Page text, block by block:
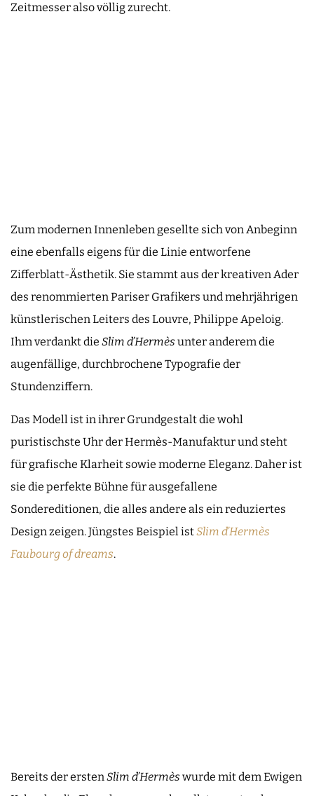
Zeitmesser also völlig zurecht.
Zum modernen Innenleben gesellte sich von Anbeginn
eine ebenfalls eigens für die Linie entworfene
Zifferblatt-Ästhetik. Sie stammt aus der kreativen Ader
des renommierten Pariser Grafikers und mehrjährigen
künstlerischen Leiters des Louvre, Philippe Apeloig.
Ihm verdankt die Slim d’Hermès unter anderem die
augenfällige, durchbrochene Typografie der
Stundenziffern.
Das Modell ist in ihrer Grundgestalt die wohl
puristischste Uhr der Hermès-Manufaktur und steht
für grafische Klarheit sowie moderne Eleganz. Daher ist
sie die perfekte Bühne für ausgefallene
Sondereditionen, die alles andere als ein reduziertes
Design zeigen. Jüngstes Beispiel istSlim d’Hermès
Faubourg of dreams.
Bereits der ersten Slim d’Hermès wurde mit dem Ewigen